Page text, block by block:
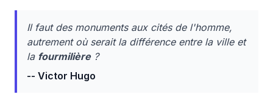
Il faut des monuments aux cités de l'homme,
autrement où serait la différence entre la ville et
la fourmilière?
-- Victor Hugo